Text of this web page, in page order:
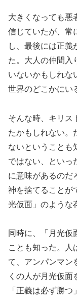
大きくなっても悪
信じていたが、常
し、最後には正義
た。大人の仲間入
いないかもしれな
世界のどこかにい
そんな時、キリス
たかもしれない。
ないということも
ではない、といっ
に意味があるのだ
神を捨てることが
光仮面」のような
同時に、「月光
ことも知った。人
て、アンパンマン
くの人が月光仮面
「正義は必ず勝